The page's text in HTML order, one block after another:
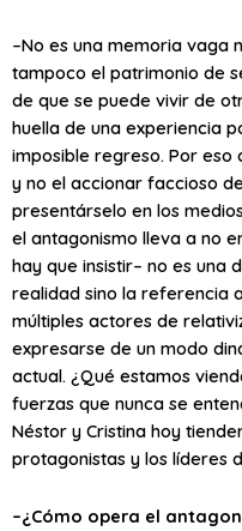
–No es una memoria vaga
tampoco el patrimonio de
de que se puede vivir de
huella de una experiencia
imposible regreso. Por eso
y no el accionar faccioso
presentárselo en los
el antagonismo lleva a no
hay que insistir– no es una
realidad sino la referencia
múltiples actores de
expresarse de un modo
actual. ¿Qué estamos
fuerzas que nunca se
Néstor y Cristina hoy
protagonistas y los líderes
–¿Cómo opera el